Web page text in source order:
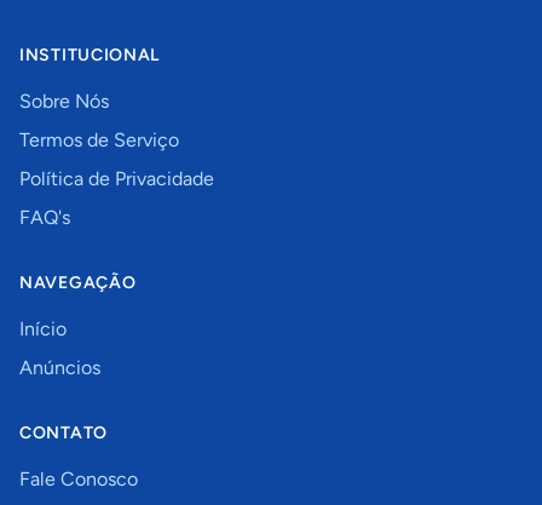
INSTITUCIONAL
Sobre Nós
Termos de Serviço
Política de Privacidade
FAQ's
NAVEGAÇÃO
Início
Anúncios
CONTATO
Fale Conosco